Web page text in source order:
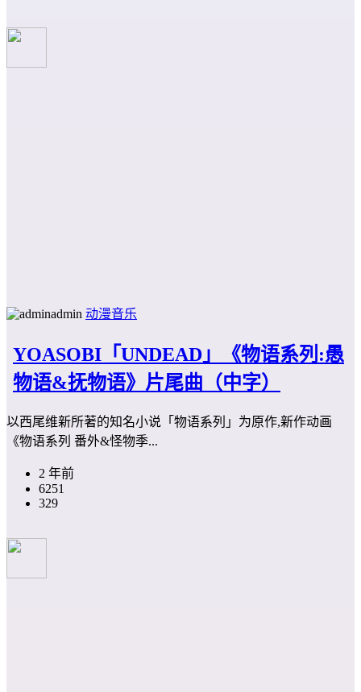
admin 动漫音乐
YOASOBI「UNDEAD」《物语系列:愚
物语&抚物语》片尾曲（中字）
以西尾维新所著的知名小说「物语系列」为原作,新作动画
《物语系列 番外&怪物季...
2 年前
6251
329